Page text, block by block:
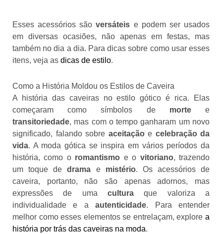
Esses acessórios sãoversáteis e podem ser usados
em diversas ocasiões, não apenas em festas, mas
também no dia a dia. Para dicas sobre como usar esses
itens, veja as dicas de estilo.
Como a História Moldou os Estilos de Caveira
A história das caveiras no estilo gótico é rica. Elas
começaram como símbolos de mortee
transitoriedade, mas com o tempo ganharam um novo
significado, falando sobre aceitaçãoe celebração da
vida. A moda gótica se inspira em vários períodos da
história, como o romantismo e o vitoriano, trazendo
um toque dedrama e mistério. Os acessórios de
caveira, portanto, não são apenas adornos, mas
expressões de uma cultura que valoriza a
individualidade e aautenticidade. Para entender
melhor como esses elementos se entrelaçam, explore a
história por trás das caveiras na moda.